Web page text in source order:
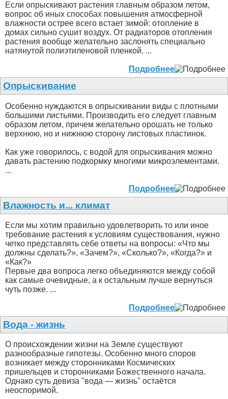
Если опрыскивают растения главным образом летом,
вопрос об иных способах повышения атмосферной
влажности острее всего встает зимой: отопление в
домах сильно сушит воздух. От радиаторов отопления
растения вообще желательно заслонять специально
натянутой полиэтиленовой пленкой. ...
Подробнее
Опрыскивание
Особенно нуждаются в опрыскивании виды с плотными
большими листьями. Производить его следует главным
образом летом, причем желательно орошать не только
верхнюю, но и нижнюю сторону листовых пластинок.
Как уже говорилось, с водой для опрыскивания можно
давать растению подкормку многими микроэлементами.
...
Подробнее
Влажность и... климат
Если мы хотим правильно удовлетворить то или иное
требование растения к условиям существования, нужно
четко представлять себе ответы на вопросы: «Что мы
должны сделать?», «Зачем?», «Сколько?», «Когда?» и
«Как?»
Первые два вопроса легко объединяются между собой
как самые очевидные, а к остальным лучше вернуться
чуть позже. ...
Подробнее
Вода - жизнь
О происхождении жизни на Земле существуют
разнообразные гипотезы. Особенно много споров
возникает между сторонниками Космических
пришельцев и сторонниками Божественного начала.
Однако суть девиза "вода — жизнь" остаётся
неоспоримой.